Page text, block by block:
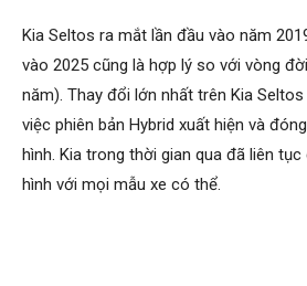
Kia Seltos ra mắt lần đầu vào năm
vào 2025 cũng là hợp lý so với vòng
năm). Thay đổi lớn nhất trên Kia
việc phiên bản Hybrid xuất hiện và
hình. Kia trong thời gian qua đã liên
hình với mọi mẫu xe có thể.